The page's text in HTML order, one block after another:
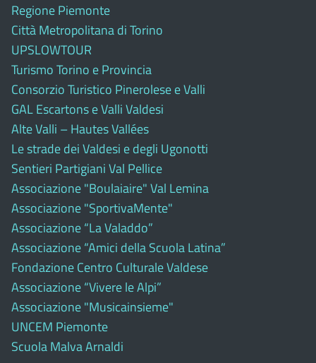
Regione Piemonte
Città Metropolitana di Torino
UPSLOWTOUR
Turismo Torino e Provincia
Consorzio Turistico Pinerolese e Valli
GAL Escartons e Valli Valdesi
Alte Valli – Hautes Vallées
Le strade dei Valdesi e degli Ugonotti
Sentieri Partigiani Val Pellice
Associazione "Boulaiaire" Val Lemina
Associazione "SportivaMente"
Associazione “La Valaddo”
Associazione “Amici della Scuola Latina”
Fondazione Centro Culturale Valdese
Associazione “Vivere le Alpi”
Associazione "Musicainsieme"
UNCEM Piemonte
Scuola Malva Arnaldi